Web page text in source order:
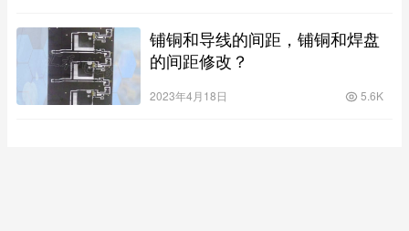
铺铜和导线的间距，铺铜和焊盘
的间距修改？
2023年4月18日 5.6K